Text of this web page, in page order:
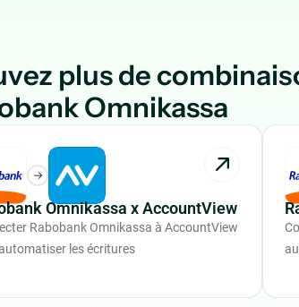
plus de
Omnikassa
Omnikassa x AccountView
Rabobank Omnikassa à AccountView
les écritures